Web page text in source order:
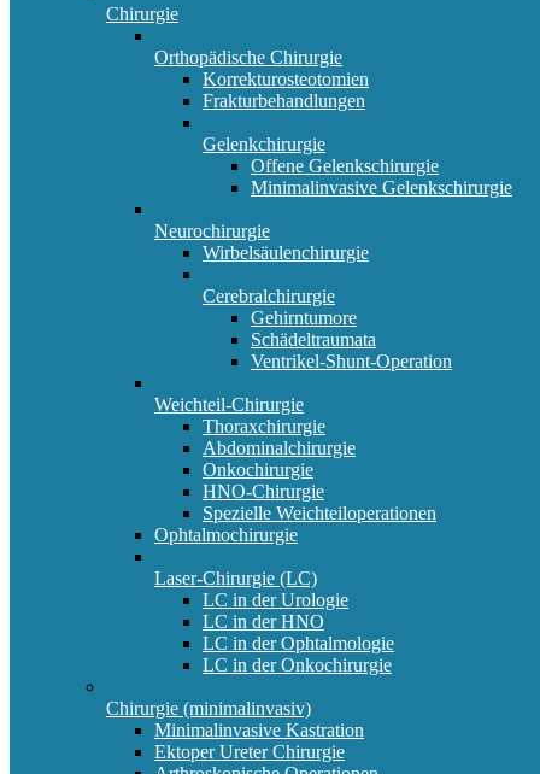
Chirurgie
Orthopädische Chirurgie
Korrekturosteotomien
Frakturbehandlungen
Gelenkchirurgie
Offene Gelenkschirurgie
Minimalinvasive Gelenkschirurgie
Neurochirurgie
Wirbelsäulenchirurgie
Cerebralchirurgie
Gehirntumore
Schädeltraumata
Ventrikel-Shunt-Operation
Weichteil-Chirurgie
Thoraxchirurgie
Abdominalchirurgie
Onkochirurgie
HNO-Chirurgie
Spezielle Weichteiloperationen
Ophtalmochirurgie
Laser-Chirurgie (LC)
LC in der Urologie
LC in der HNO
LC in der Ophtalmologie
LC in der Onkochirurgie
Chirurgie (minimalinvasiv)
Minimalinvasive Kastration
Ektoper Ureter Chirurgie